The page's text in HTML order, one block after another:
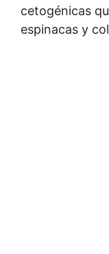
cetogénicas
espinacas y